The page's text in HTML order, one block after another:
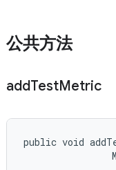
公共方法
addTestMetric
public void